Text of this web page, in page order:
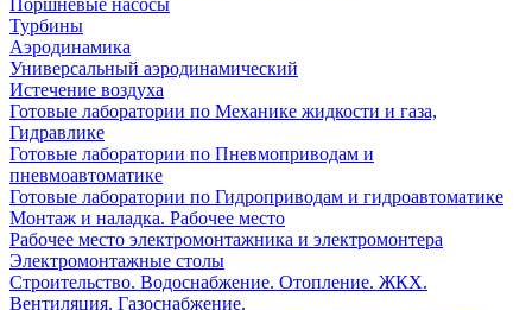
Поршневые насосы
Турбины
Аэродинамика
Универсальный аэродинамический
Истечение воздуха
Готовые лаборатории по Механике жидкости и газа,
Гидравлике
Готовые лаборатории по Пневмоприводам и
пневмоавтоматике
Готовые лаборатории по Гидроприводам и гидроавтоматике
Монтаж и наладка. Рабочее место
Рабочее место электромонтажника и электромонтера
Электромонтажные столы
Строительство. Водоснабжение. Отопление. ЖКХ.
Вентиляция. Газоснабжение.